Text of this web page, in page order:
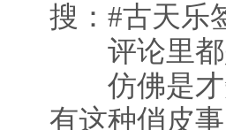
搜：#古天乐
评论里都
仿佛是才
有这种俏皮事